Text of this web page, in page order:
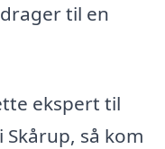
til en
ekspert til
så kom